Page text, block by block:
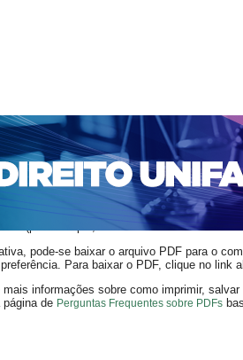
ACESSO CADASTRO
EDIÇÕES DE Nº 1 A 100 WEBMAIL
> Leal da Costa Brito
selecionado deve ser carregado no
PDF (por exemplo, uma versão atual do
pode-se baixar o arquivo PDF para o
Para baixar o PDF, clique no link
mais informações sobre como imprimir,
de Perguntas Frequentes sobre PDFs